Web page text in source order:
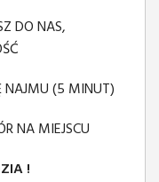
DO NAS,
(5 MINUT)
NA MIEJSCU
!